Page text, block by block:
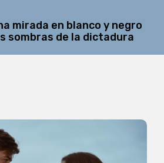
mirada en blanco y negro
sombras de la dictadura